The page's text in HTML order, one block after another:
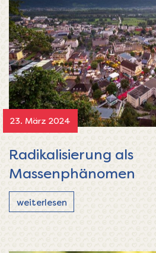
23. März 2024
Radikalisierung als
Massenphänomen
weiterlesen